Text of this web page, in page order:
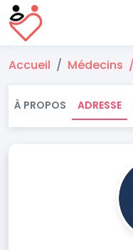
Accueil Médecins
À PROPOS ADRESSE